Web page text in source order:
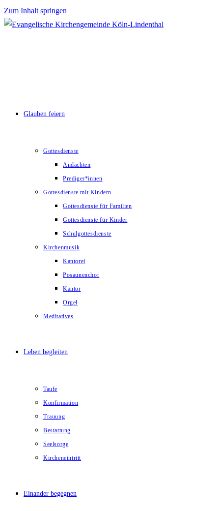
Zum Inhalt springen
Glauben feiern
Gottesdienste
Andachten
Prediger*innen
Gottesdienste mit Kindern
Gottesdienste für Familien
Gottesdienste für Kinder
Schulgottesdienste
Kirchenmusik
Kantorei
Posaunenchor
Kantor
Orgel
Meditatives
Leben begleiten
Taufe
Konfirmation
Trauung
Bestattung
Seelsorge
Kircheneintritt
Einander begegnen